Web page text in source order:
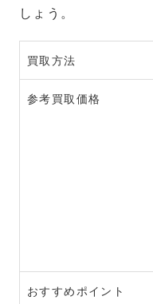
しょう。
買取方法
参考買取価格
おすすめポイント